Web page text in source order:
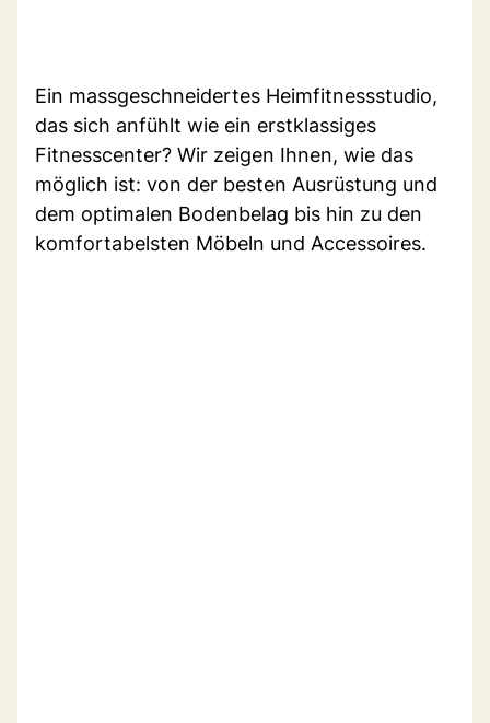
Ein massgeschneidertes Heimfitnessstudio,
das sich anfühlt wie ein erstklassiges
Fitnesscenter? Wir zeigen Ihnen, wie das
möglich ist: von der besten Ausrüstung und
dem optimalen Bodenbelag bis hin zu den
komfortabelsten Möbeln und Accessoires.